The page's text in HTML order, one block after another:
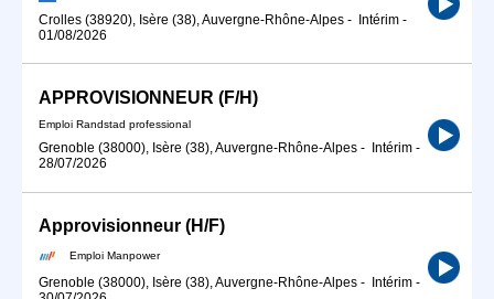
Crolles (38920), Isère (38), Auvergne-Rhône-Alpes - Intérim -
01/08/2026
APPROVISIONNEUR (F/H)
Emploi Randstad professional
Grenoble (38000), Isère (38), Auvergne-Rhône-Alpes - Intérim -
28/07/2026
Approvisionneur (H/F)
Emploi Manpower
Grenoble (38000), Isère (38), Auvergne-Rhône-Alpes - Intérim -